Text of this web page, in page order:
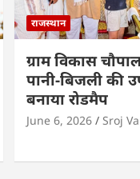
राजस्थान
ग्राम विकास
पानी-बिजली की
बनाया रोडमैप
June 6, 2026 Sroj